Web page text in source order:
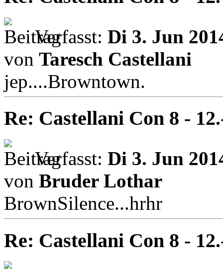
Verfasst: Di 3. Jun
von Taresch Castellani
jep....Browntown.
Re: Castellani Con 8 -
Verfasst: Di 3. Jun
von Bruder Lothar
BrownSilence...hrhr
Re: Castellani Con 8 -